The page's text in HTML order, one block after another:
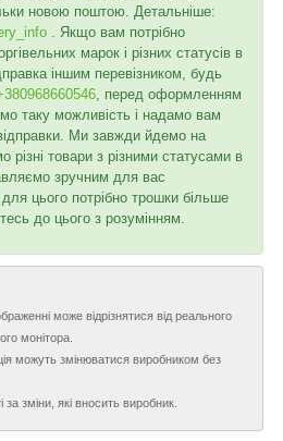
новою поштою. Детальніше:
. Якщо вам потрібно
марок і різних статусів в
іншим перевізником, будь
, перед оформленням
таку можливість і надамо вам
Ми завжди йдемо на
різні товари з різними статусами в
зручним для вас
цього потрібно трошки більше
до цього з розумінням.
може відрізнятися від реального
монітора.
можуть змінюватися виробником без
зміни, які вносить виробник.